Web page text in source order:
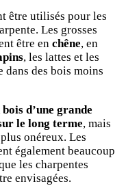
être utilisés pour les
Les grosses
être en chêne, en
, les lattes et les
des bois moins
d’une grande
le long terme, mais
onéreux. Les
également beaucoup
les charpentes
envisagées.